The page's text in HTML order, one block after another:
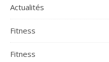
Actualités
Fitness
Fitness